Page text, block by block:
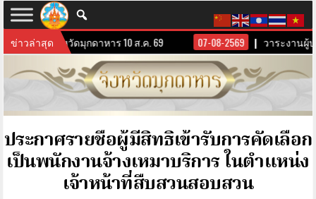
ข่าวล่าสุด
นผู้บริหารจังหวัดมุกดาหาร 10 ส.ค. 69 07-08-2569 วาระงานผู้
ประกาศรายชื่อผู้มีสิทธิเข้ารับการคัดเลือก
เป็นพนักงานจ้างเหมาบริการ ในตำแหน่ง
เจ้าหน้าที่สืบสวนสอบสวน